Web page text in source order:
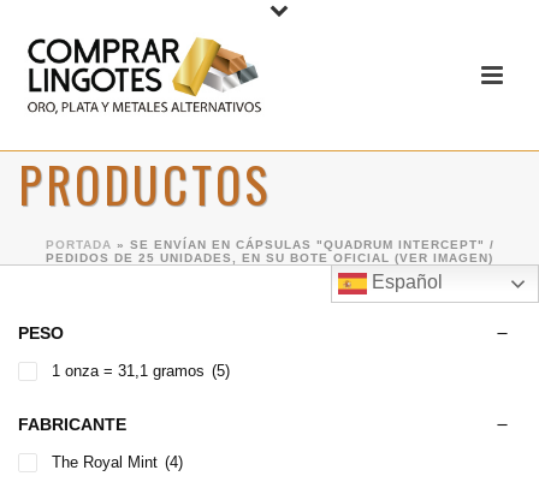
PRODUCTOS
PORTADA » SE ENVÍAN EN CÁPSULAS "QUADRUM INTERCEPT" /
PEDIDOS DE 25 UNIDADES, EN SU BOTE OFICIAL (VER IMAGEN)
Español
PESO
1 onza = 31,1 gramos (5)
FABRICANTE
The Royal Mint (4)